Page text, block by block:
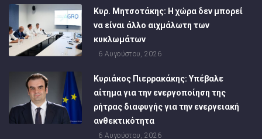
Κυρ. Μητσοτάκης: Η χώρα δεν μπορεί
να είναι άλλο αιχμάλωτη των
κυκλωμάτων
6 Αυγούστου, 2026
Κυριάκος Πιερρακάκης: Υπέβαλε
αίτημα για την ενεργοποίηση της
ρήτρας διαφυγής για την ενεργειακή
ανθεκτικότητα
6 Αυγούστου, 2026